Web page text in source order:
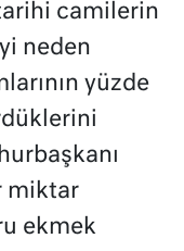
camilerin
neden
yüzde
miktar
ekmek